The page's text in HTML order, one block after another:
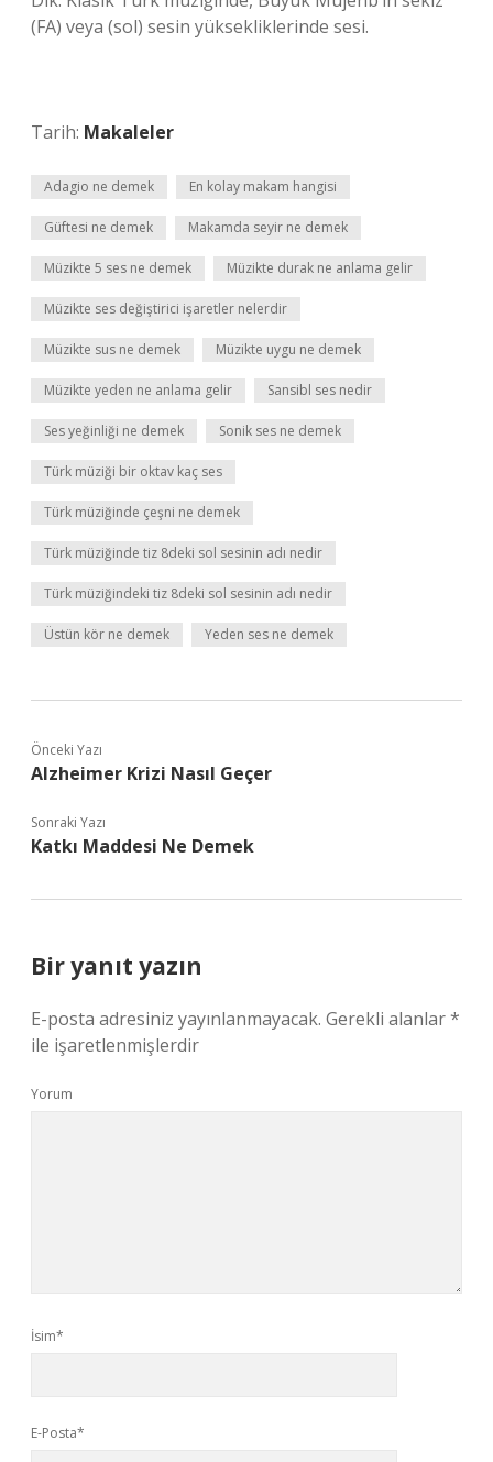
(FA) veya (sol) sesin yüksekliklerinde sesi.
Tarih: Makaleler
Adagio ne demek En kolay makam hangisi
Güftesi ne demek Makamda seyir ne demek
Müzikte 5 ses ne demek Müzikte durak ne anlama gelir
Müzikte ses değiştirici işaretler nelerdir
Müzikte sus ne demek Müzikte uygu ne demek
Müzikte yeden ne anlama gelir Sansibl ses nedir
Ses yeğinliği ne demek Sonik ses ne demek
Türk müziği bir oktav kaç ses
Türk müziğinde çeşni ne demek
Türk müziğinde tiz 8deki sol sesinin adı nedir
Türk müziğindeki tiz 8deki sol sesinin adı nedir
Üstün kör ne demek Yeden ses ne demek
Önceki Yazı
Alzheimer Krizi Nasıl Geçer
Sonraki Yazı
Katkı Maddesi Ne Demek
Bir yanıt yazın
E-posta adresiniz yayınlanmayacak. Gerekli alanlar*
ile işaretlenmişlerdir
Yorum
İsim*
E-Posta*